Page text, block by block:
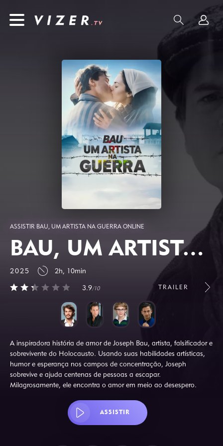
ASSISTIR BAU, UM ARTISTA NA GUERRA ONLINE
BAU, UM ARTISTA NA GUERRA
2025 2h, 10min
3.9/10 TRAILER
A inspiradora história de amor de Joseph Bau, artista, falsificador e
sobrevivente do Holocausto. Usando suas habilidades artísticas,
humor e esperança nos campos de concentração, Joseph
sobrevive e ajuda centenas de pessoas a escapar.
Milagrosamente, ele encontra o amor em meio ao desespero.
ASSISTIR